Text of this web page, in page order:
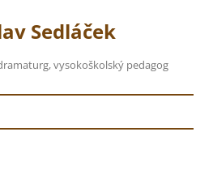
Sedláček
vysokoškolský pedagog
Přejít
webu